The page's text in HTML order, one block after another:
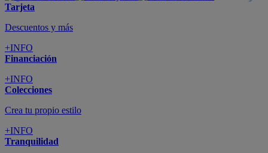
Tarjeta
Descuentos y más
+INFO
Financiación
+INFO
Colecciones
Crea tu propio estilo
+INFO
Tranquilidad